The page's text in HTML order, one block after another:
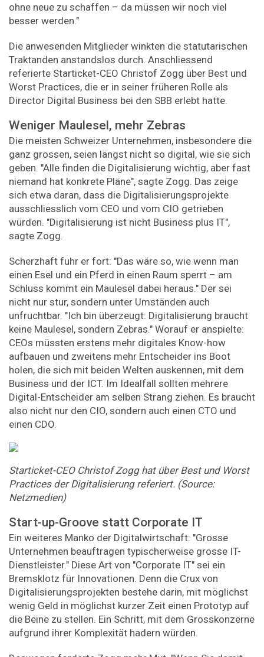
ohne neue zu schaffen – da müssen wir noch viel
besser werden."
Die anwesenden Mitglieder winkten die statutarischen
Traktanden anstandslos durch. Anschliessend
referierte Starticket-CEO Christof Zogg über Best und
Worst Practices, die er in seiner früheren Rolle als
Director Digital Business bei den SBB erlebt hatte.
Weniger Maulesel, mehr Zebras
Die meisten Schweizer Unternehmen, insbesondere die
ganz grossen, seien längst nicht so digital, wie sie sich
geben. "Alle finden die Digitalisierung wichtig, aber fast
niemand hat konkrete Pläne", sagte Zogg. Das zeige
sich etwa daran, dass die Digitalisierungsprojekte
ausschliesslich vom CEO und vom CIO getrieben
würden. "Digitalisierung ist nicht Business plus IT",
sagte Zogg.
Scherzhaft fuhr er fort: "Das wäre so, wie wenn man
einen Esel und ein Pferd in einen Raum sperrt – am
Schluss kommt ein Maulesel dabei heraus." Der sei
nicht nur stur, sondern unter Umständen auch
unfruchtbar. "Ich bin überzeugt: Digitalisierung braucht
keine Maulesel, sondern Zebras." Worauf er anspielte:
CEOs müssten erstens mehr digitales Know-how
aufbauen und zweitens mehr Entscheider ins Boot
holen, die sich mit beiden Welten auskennen, mit dem
Business und der ICT. Im Idealfall sollten mehrere
Digital-Entscheider am selben Strang ziehen. Es braucht
also nicht nur den CIO, sondern auch einen CTO und
einen CDO.
Starticket-CEO Christof Zogg hat über Best und Worst
Practices der Digitalisierung referiert. (Source:
Netzmedien)
Start-up-Groove statt Corporate IT
Ein weiteres Manko der Digitalwirtschaft: "Grosse
Unternehmen beauftragen typischerweise grosse IT-
Dienstleister." Diese Art von "Corporate IT" sei ein
Bremsklotz für Innovationen. Denn die Crux von
Digitalisierungsprojekten bestehe darin, mit möglichst
wenig Geld in möglichst kurzer Zeit einen Prototyp auf
die Beine zu stellen. Ein Schritt, mit dem Grosskonzerne
aufgrund ihrer Komplexität hadern würden.